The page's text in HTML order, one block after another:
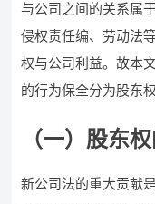
与公司之间的关系属
侵权责任编、劳动法
权与公司利益。故本
的行为保全分为股东
（一）股东
新公司法的重大贡献